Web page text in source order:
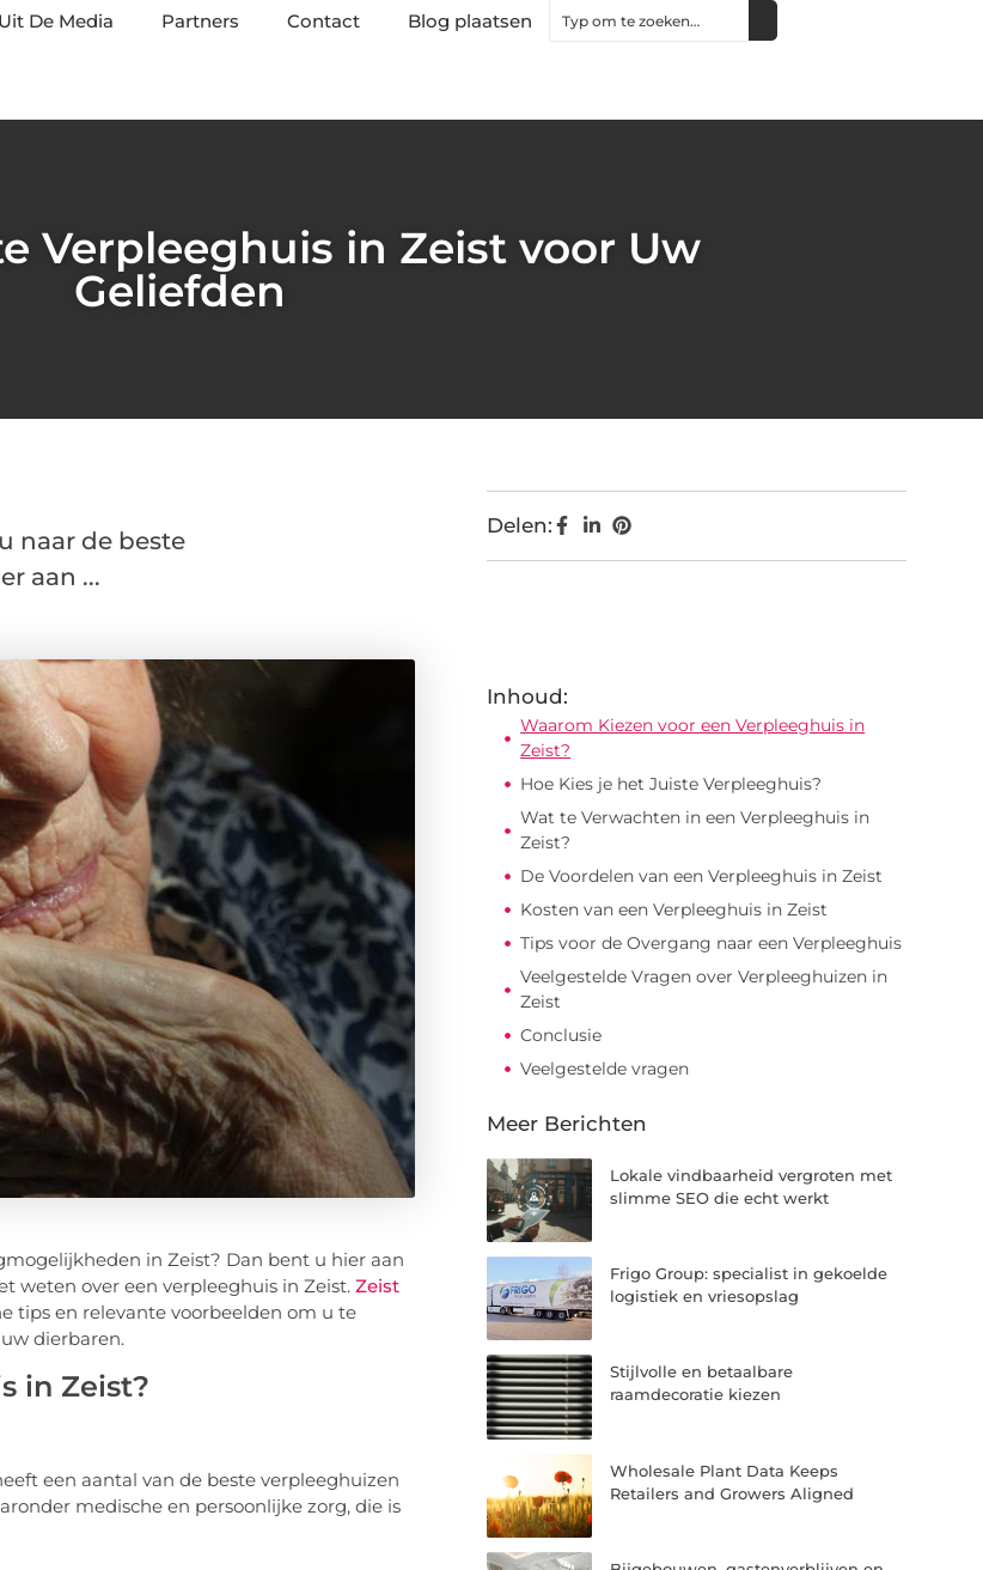
Uit De Media Partners Contact Blog plaatsen
Verpleeghuis in Zeist voor Uw
Geliefden
naar de beste
aan ...
in Zeist? Dan bent u hier aan
weten over een verpleeghuis in Zeist. Zeist
tips en relevante voorbeelden om u te
dierbaren.
in Zeist?
een aantal van de beste verpleeghuizen
medische en persoonlijke zorg, die is
Delen:
Inhoud:
Waarom Kiezen voor een Verpleeghuis in
Zeist?
Hoe Kies je het Juiste Verpleeghuis?
Wat te Verwachten in een Verpleeghuis in
Zeist?
De Voordelen van een Verpleeghuis in Zeist
Kosten van een Verpleeghuis in Zeist
Tips voor de Overgang naar een Verpleeghuis
Veelgestelde Vragen over Verpleeghuizen in
Zeist
Conclusie
Veelgestelde vragen
Meer Berichten
Lokale vindbaarheid vergroten met
slimme SEO die echt werkt
Frigo Group: specialist in gekoelde
logistiek en vriesopslag
Stijlvolle en betaalbare
raamdecoratie kiezen
Wholesale Plant Data Keeps
Retailers and Growers Aligned